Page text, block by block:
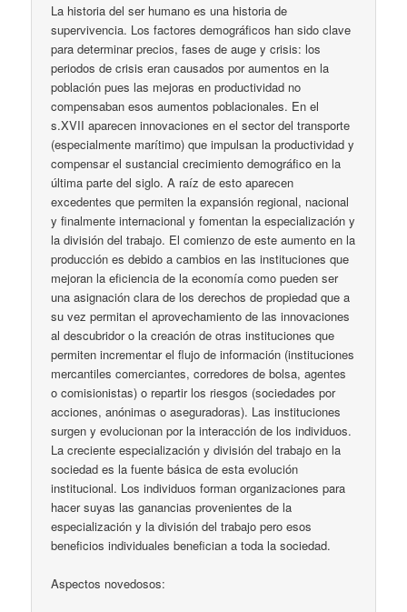
La historia del ser humano es una historia de
supervivencia. Los factores demográficos han sido clave
para determinar precios, fases de auge y crisis: los
periodos de crisis eran causados por aumentos en la
población pues las mejoras en productividad no
compensaban esos aumentos poblacionales. En el
s.XVII aparecen innovaciones en el sector del transporte
(especialmente marítimo) que impulsan la productividad y
compensar el sustancial crecimiento demográfico en la
última parte del siglo. A raíz de esto aparecen
excedentes que permiten la expansión regional, nacional
y finalmente internacional y fomentan la especialización y
la división del trabajo. El comienzo de este aumento en la
producción es debido a cambios en las instituciones que
mejoran la eficiencia de la economía como pueden ser
una asignación clara de los derechos de propiedad que a
su vez permitan el aprovechamiento de las innovaciones
al descubridor o la creación de otras instituciones que
permiten incrementar el flujo de información (instituciones
mercantiles comerciantes, corredores de bolsa, agentes
o comisionistas) o repartir los riesgos (sociedades por
acciones, anónimas o aseguradoras). Las instituciones
surgen y evolucionan por la interacción de los individuos.
La creciente especialización y división del trabajo en la
sociedad es la fuente básica de esta evolución
institucional. Los individuos forman organizaciones para
hacer suyas las ganancias provenientes de la
especialización y la división del trabajo pero esos
beneficios individuales benefician a toda la sociedad.
Aspectos novedosos: